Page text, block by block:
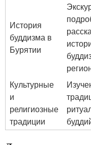
История
буддизма в
Бурятии
Культурные
и
религиозные
традиции